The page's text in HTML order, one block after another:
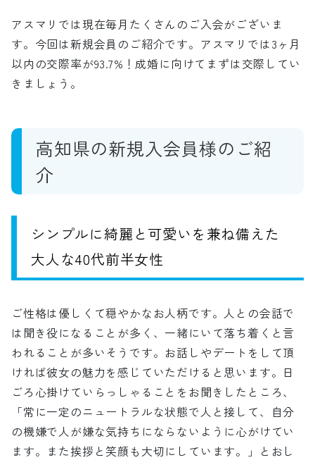
アスマリでは現在毎月たくさんのご入会がございま
す。今回は新規会員のご紹介です。アスマリでは3ヶ月
以内の交際率が93.7%！成婚に向けてまずは交際してい
きましょう。
高知県の新規入会員様のご紹
介
シンプルに綺麗と可愛いを兼ね備えた
大人な40代前半女性
ご性格は優しくて穏やかなお人柄です。人との会話で
は聞き役になることが多く、一緒にいて落ち着くと言
われることが多いそうです。お話しやデートをして頂
ければ彼女の魅力を感じていただけると思います。日
ごろ心掛けていらっしゃることをお聞きしたところ、
「常に一定のニュートラルな状態で人と接して、自分
の機嫌で人が嫌な気持ちにならないように心がけてい
ます。また挨拶と笑顔も大切にしています。」とおし